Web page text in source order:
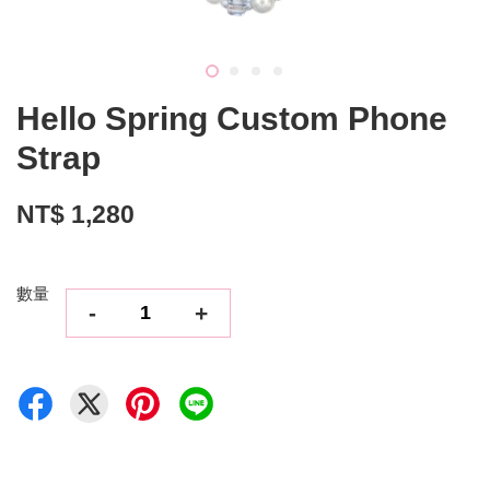
Hello Spring Custom Phone
Strap
NT$ 1,280
數量
- +